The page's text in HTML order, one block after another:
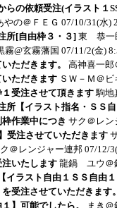
らの依頼受注(イラスト１
やの＠ＦＥＧ 07/10/31(水)
所[自由枠３・３]東 恭一
霧@玄霧藩国 07/11/2(金)
ただきます。
高神喜一郎
いただきます ＳＷ－Ｍ＠
受注させて頂きます 駒地
所【イラスト指名・ＳＳ自
枠作業中につき サク＠レン
受注させていただきます
＠レンジャー連邦 07/12/
注いたします 龍鍋 ユウ＠
イラスト自由１ＳＳ自由１
を受注させていただきます。
】可能でしたら。
まき＠